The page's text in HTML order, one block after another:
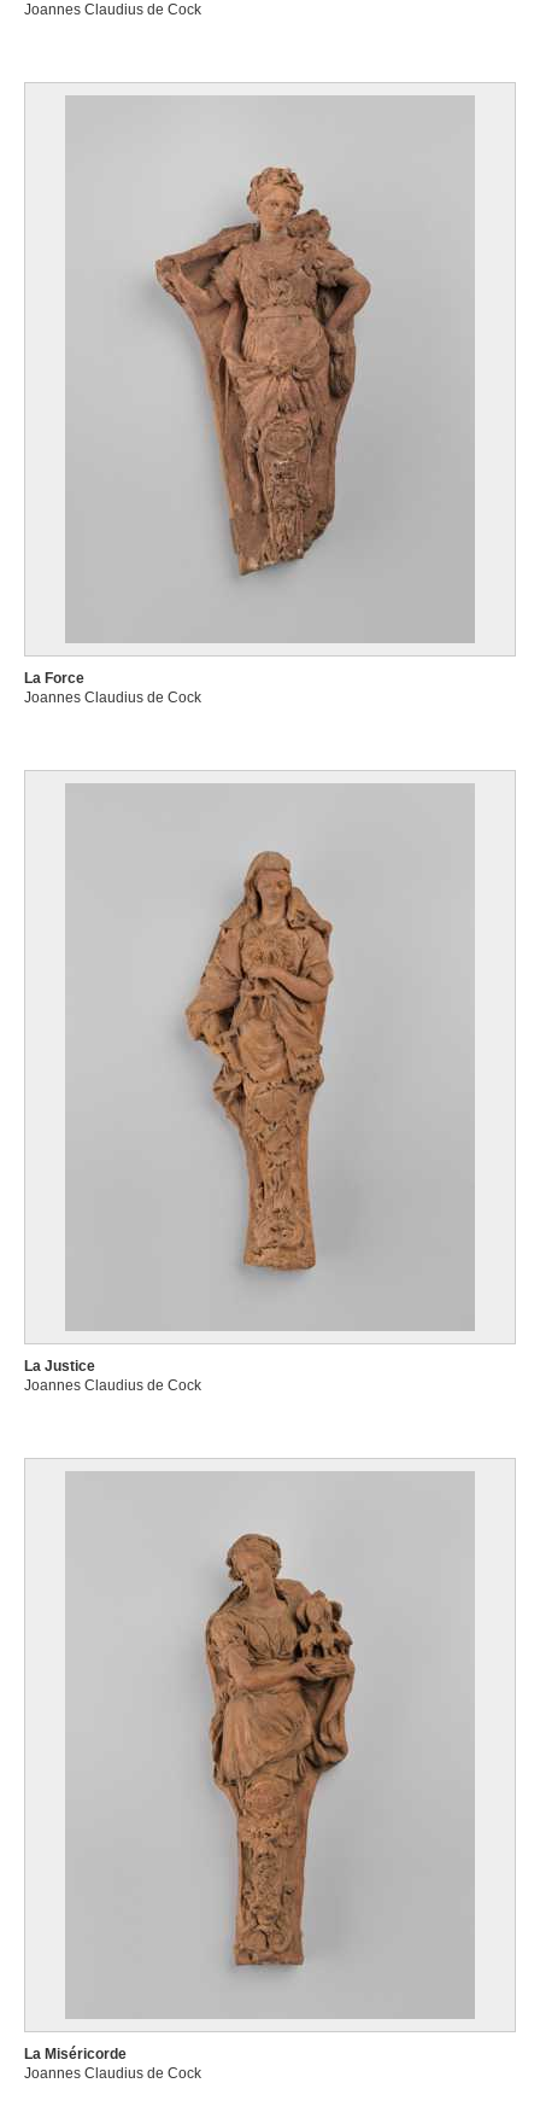
Joannes Claudius de Cock
La Force
Joannes Claudius de Cock
La Justice
Joannes Claudius de Cock
La Miséricorde
Joannes Claudius de Cock